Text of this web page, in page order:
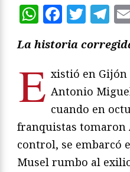
La historia
E xistió en Gijón
Antonio
cuando en
franquistas tomaron
control, se embarcó
Musel rumbo al